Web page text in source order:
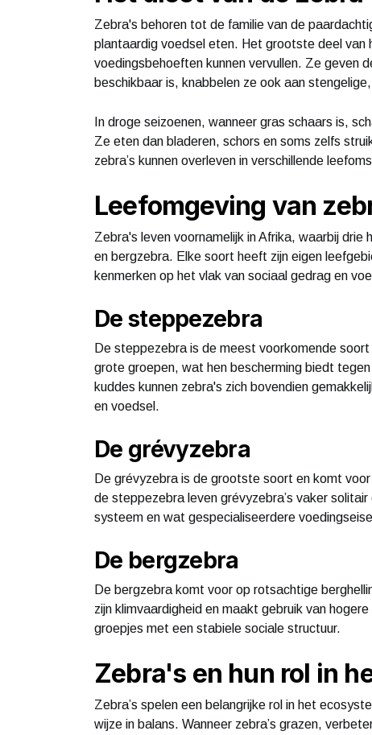
Zebra's behoren tot de familie van de
plantaardig voedsel eten. Het grootste deel van
voedingsbehoeften kunnen vervullen. Ze geven
beschikbaar is, knabbelen ze ook aan
In droge seizoenen, wanneer gras schaars is,
Ze eten dan bladeren, schors en soms zelfs
zebra’s kunnen overleven in verschillende
Leefomgeving van
Zebra's leven voornamelijk in Afrika, waarbij
en bergzebra. Elke soort heeft zijn eigen
kenmerken op het vlak van sociaal gedrag en
De steppezebra
De steppezebra is de meest voorkomende
grote groepen, wat hen bescherming biedt
kuddes kunnen zebra's zich bovendien
en voedsel.
De grévyzebra
De grévyzebra is de grootste soort en komt
de steppezebra leven grévyzebra’s vaker
systeem en wat gespecialiseerdere
De bergzebra
De bergzebra komt voor op rotsachtige
zijn klimvaardigheid en maakt gebruik van
groepjes met een stabiele sociale structuur.
Zebra's en hun rol in
Zebra’s spelen een belangrijke rol in het
wijze in balans. Wanneer zebra’s grazen,